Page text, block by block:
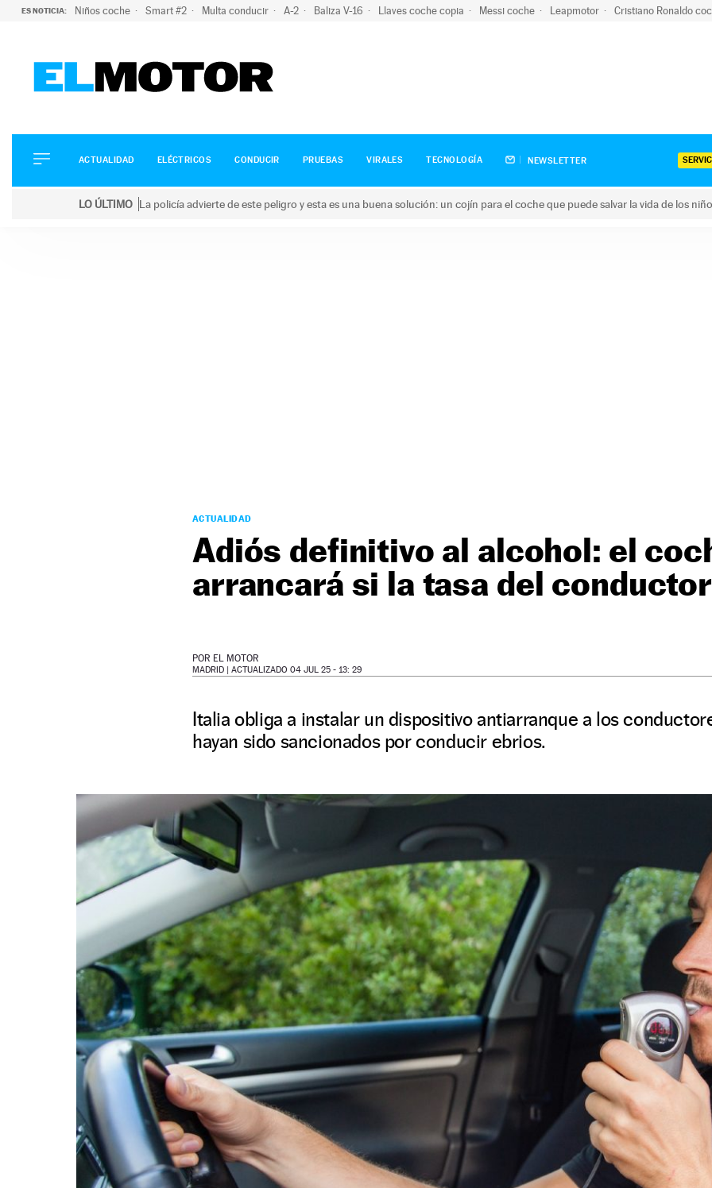
ES NOTICIA: Niños coche Smart #2 Multa conducir A-2 Baliza V-16 Llaves coche copia Messi coche Leapmotor Cristiano Ronaldo
ELÉCTRICOS
CONDUCIR
ACTUALIDAD ELÉCTRICOS CONDUCIR PRUEBAS VIRALES TECNOLOGÍA NEWSLETTER
LO ÚLTIMO La policía advierte de este peligro y esta es una buena solución: un cojín para el coche que puede salvar la vida de los
ACTUALIDAD
Adiós definitivo al alcohol: el
arrancará si la tasa del
POR EL MOTOR
MADRID | ACTUALIZADO 04 JUL 25 - 13: 29
Italia obliga a instalar un dispositivo antiarranque a los
hayan sido sancionados por conducir ebrios.